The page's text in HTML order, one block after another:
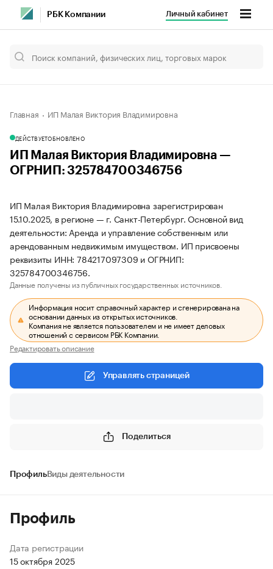
РБК Компании Личный кабинет
Главная ИП Малая Виктория Владимировна
ДЕЙСТВУЕТОБНОВЛЕНО
ИП Малая Виктория Владимировна —
ОГРНИП: 325784700346756
ИП Малая Виктория Владимировна зарегистрирован
15.10.2025, в регионе — г. Санкт-Петербург. Основной вид
деятельности: Аренда и управление собственным или
арендованным недвижимым имуществом. ИП присвоены
реквизиты ИНН: 784217097309 и ОГРНИП:
325784700346756.
Данные получены из публичных государственных источников.
Информация носит справочный характер и сгенерирована на
основании данных из открытых источников.
Компания не является пользователем и не имеет деловых
отношений с сервисом РБК Компании.
Редактировать описание
Управлять страницей
Поделиться
ПрофильВиды деятельности
Профиль
Дата регистрации
15 октября 2025